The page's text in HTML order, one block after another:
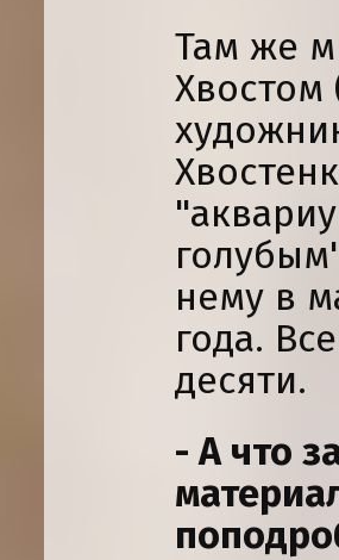
Там же
Хвостом
нему в
года.
десяти.
- А что